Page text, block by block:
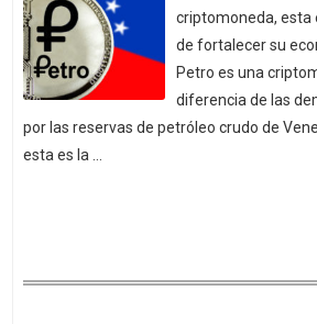
criptomoneda, esta
de fortalecer su
Petro es una
diferencia de las
por las reservas de petróleo crudo de
esta es la …